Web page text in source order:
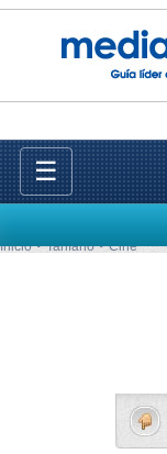
☰
Inicio Tarifario Cine